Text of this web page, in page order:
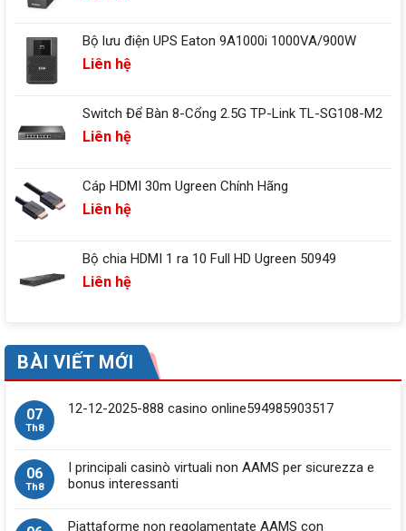
Bộ lưu điện UPS Eaton 9A1000i 1000VA/900W
Liên hệ
Switch Để Bàn 8-Cổng 2.5G TP-Link TL-SG108-M2
Liên hệ
Cáp HDMI 30m Ugreen Chính Hãng
Liên hệ
Bộ chia HDMI 1 ra 10 Full HD Ugreen 50949
Liên hệ
BÀI VIẾT MỚI
07
Th8
12-12-2025-888 casino online594985903517
06
Th8
I principali casinò virtuali non AAMS per sicurezza e
bonus interessanti
Piattaforme non regolamentate AAMS con